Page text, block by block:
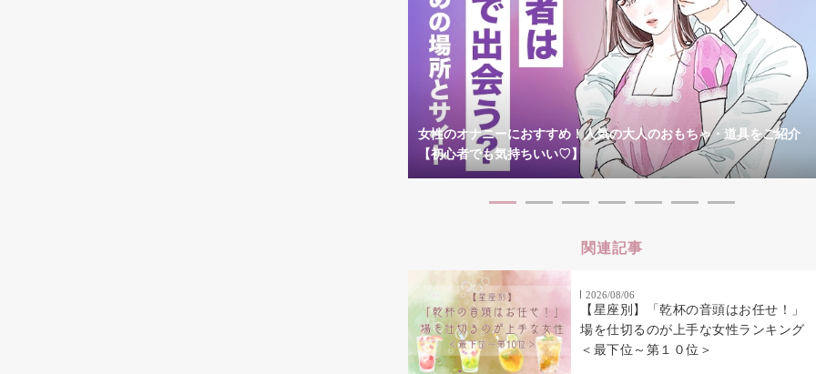
女性のオナニーにおすすめ！人気の大人のおもちゃ・道具をご紹介
【初心者でも気持ちいい♡】
関連記事
2026/08/06
【星座別】「乾杯の音頭はお任せ！」
場を仕切るのが上手な女性ランキング
＜最下位～第１０位＞